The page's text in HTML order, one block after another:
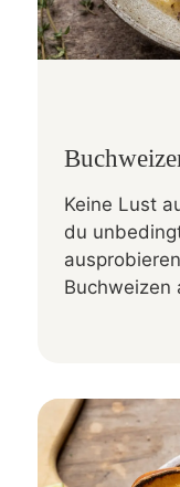
Keine Lust
du
Buchweizen